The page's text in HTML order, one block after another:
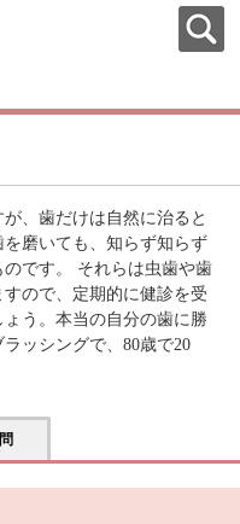
、歯だけは自然に治ると
磨いても、知らず知らず
です。 それらは虫歯や歯
ので、定期的に健診を受
う。本当の自分の歯に勝
ッシングで、80歳で20